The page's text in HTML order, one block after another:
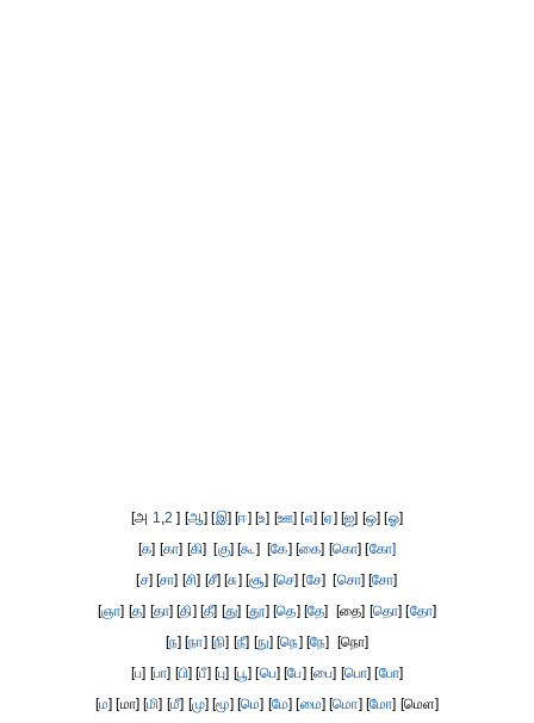
[அ 1,2 ] [ஆ] [இ] [ஈ] [உ] [ஊ] [எ] [ஏ] [ஐ] [ஒ] [ஓ]
[க] [கா] [கி] [கு] [கூ] [கே] [கை] [கொ] [கோ]
[ச] [சா] [சி] [சீ] [சு] [சூ] [செ] [சே] [சொ] [சோ]
[ஞா] [த] [தா] [தி] [தீ] [து] [தூ] [தெ] [தே] [தை] [தொ] [தோ]
[ந] [நா] [நி] [நீ] [நு] [நெ] [நே] [நொ]
[ப] [பா] [பி] [பீ] [பு] [பூ] [பெ] [பே] [பை] [பொ] [போ]
[ம] [மா] [மி] [மீ] [மு] [மூ] [மெ] [மே] [மை] [மொ] [மோ] [மெள]